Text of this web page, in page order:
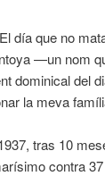
día que no
—un nom
dominical del
la meva
tras 10
contra